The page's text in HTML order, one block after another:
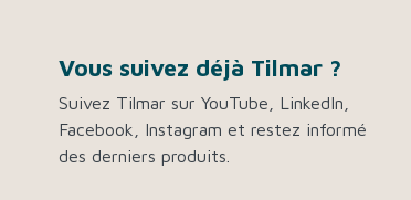
Vous suivez déjà Tilmar ?
Suivez Tilmar sur YouTube, LinkedIn,
Facebook, Instagram et restez informé
des derniers produits.